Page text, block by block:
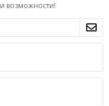
возможности!